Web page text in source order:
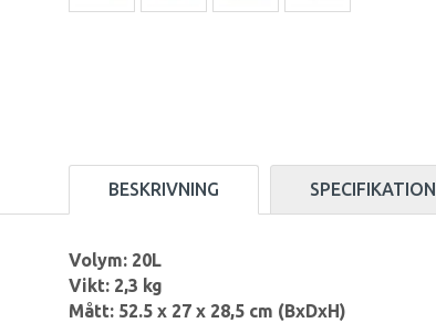
BESKRIVNING SPECIFIKATION
Volym: 20L
Vikt: 2,3 kg
Mått: 52.5 x 27 x 28,5 cm (BxDxH)